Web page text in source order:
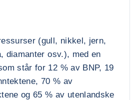
(gull, nikkel, jern,
diamanter osv.), med en
står for 12 % av BNP, 19
70 % av
og 65 % av utenlandske